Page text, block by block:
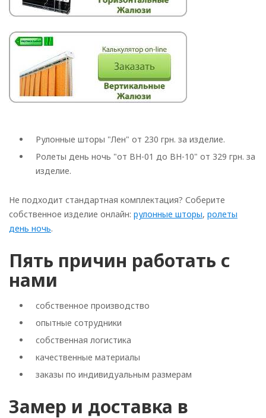
Рулонные шторы "Лен" от 230 грн. за изделие.
Ролеты день ночь "от BH-01 до BH-10" от 329 грн. за
изделие.
Не подходит стандартная комплектация? Соберите
собственное изделие онлайн: рулонные шторы, ролеты
день ночь.
Пять причин работать с
нами
собственное производство
опытные сотрудники
собственная логистика
качественные материалы
заказы по индивидуальным размерам
Замер и доставка в